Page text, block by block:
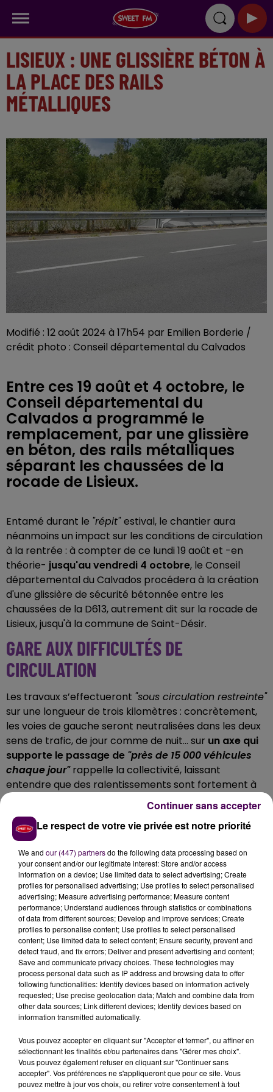
LISIEUX : UNE GLISSIÈRE BÉTON À
LA PLACE DES RAILS
MÉTALLIQUES
Modifié : 12 août 2024 à 17h54 par Emilien Borderie /
crédit photo : Conseil départemental du Calvados
Entre ces 19 août et 4 octobre, le
Conseil départemental du
Calvados a programmé le
remplacement, par une glissière
en béton, des rails métalliques
séparant les chaussées de la
rocade de Lisieux.
Entamé durant le "répit"estival, le chantier aura
néanmoins un impact sur les conditions de circulation
à la rentrée : à compter de ce lundi 19 août et -en
théorie- jusqu'au vendredi 4 octobre, le Conseil
départemental du Calvados procédera à la création
d'une glissière de sécurité bétonnée entre les
chaussées de la D613, autrement dit sur la rocade de
Lisieux, jusqu'à la commune de Saint-Désir.
GARE AUX DIFFICULTÉS DE
CIRCULATION
Les travaux s’effectueront "sous circulation restreinte"
sur une longueur de trois kilomètres : concrètement,
les voies de gauche seront neutralisées dans les deux
sens de trafic, de jour comme de nuit... sur un axe qui
supporte le passage de "près de 15 000 véhicules
chaque jour" rappelle la collectivité, laissant
entendre que des ralentissements sont fortement à
UNE GLISSIÈRE TEMPORAIRE
La première semaine de chantier consistera en
l'installation d’une glissière temporaire et d'un
balisage, puis interviendra la dépose des actuels rails
métalliques, le rabotage de l’enrobé,le coulage de la
glissière en béton arméet enfin une ultime phase -
d'une durée prévisionnelle d'une semaine- pour la
mise en place de la signalisation ainsi que la dépose de
la glissière temporaire.
652 000 EUROS DE TRAVAUX
Cette opération, d'un coût total de 652 000 euros,
seraintégralement financée par le Conseil
départemental du Calvados, qui en a confié la
réalisation à l’entreprise Eiffage Energie AER -pour la
pose et la dépose de la signalisation, la dépose des
glissières métalliques et la création de la glissière
Le respect de votre vie privée est notre priorité
We and our (447) partnersdo the following data processing based on
your consent and/or our legitimate interest: Store and/or access
information on a device; Use limited data to select advertising; Create
profiles for personalised advertising; Use profiles to select personalised
advertising; Measure advertising performance; Measure content
performance; Understand audiences through statistics or combinations
of data from different sources; Develop and improve services; Create
profiles to personalise content; Use profiles to select personalised
content; Use limited data to select content; Ensure security, prevent and
detect fraud, and fix errors; Deliver and present advertising and content;
Save and communicate privacy choices. These technologies may
process personal data such as IP address and browsing data to offer
following functionalities: Identify devices based on information actively
requested; Use precise geolocation data; Match and combine data from
other data sources; Link different devices; Identify devices based on
information transmitted automatically.
Vous pouvez accepter en cliquant sur "Accepter et fermer", ou affiner en
sélectionnant les finalités et/ou partenaires dans "Gérer mes choix".
Vous pouvez également refuser en cliquant sur "Continuer sans
accepter". Vos préférences ne s'appliqueront que pour ce site. Vous
pouvez mettre à jour vos choix, ou retirer votre consentement à tout
Continuer sans accepter